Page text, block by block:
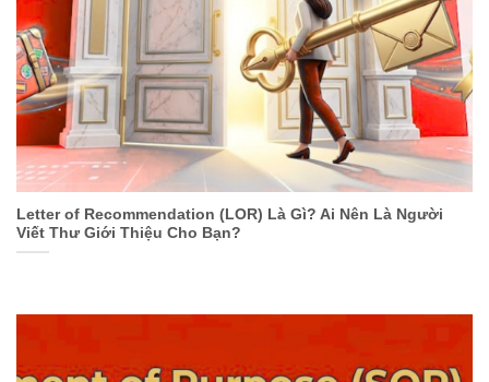
Letter of Recommendation (LOR) Là Gì? Ai Nên Là Người
Viết Thư Giới Thiệu Cho Bạn?